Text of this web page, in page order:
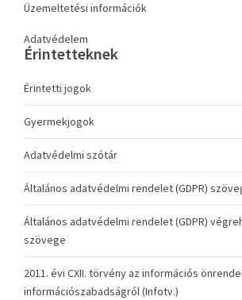
Üzemeltetési információk
Adatvédelem
Érintetteknek
Érintetti jogok
Gyermekjogok
Adatvédelmi szótár
Általános adatvédelmi rendelet (GDPR)
Általános adatvédelmi rendelet (GDPR)
szövege
2011. évi CXII. törvény az információs
információszabadságról (Infotv.)